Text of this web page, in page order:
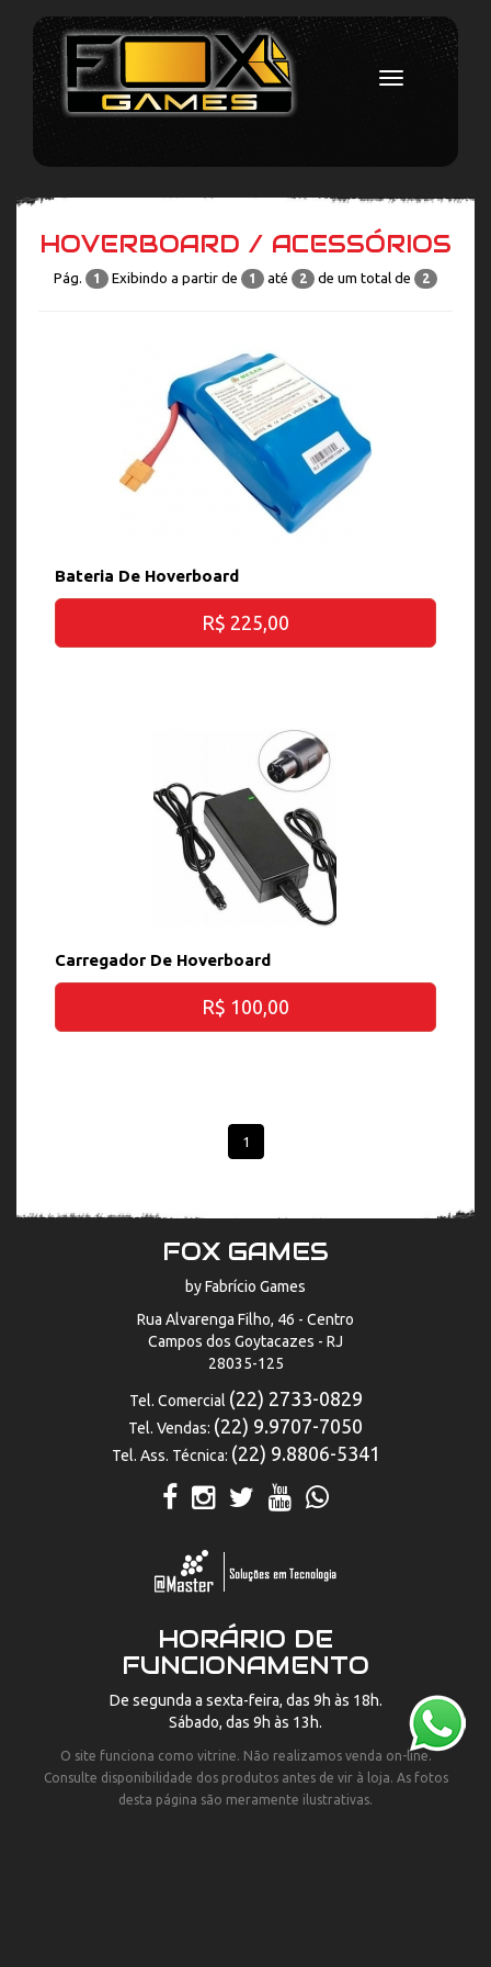
Toggle
HOVERBOARD / ACESSÓRIOS
Pág. 1 Exibindo a partir de 1 até 2 de um total de 2
Bateria De Hoverboard
R$ 225,00
Carregador De Hoverboard
R$ 100,00
1
FOX GAMES
by Fabrício Games
Rua Alvarenga Filho, 46 - Centro
Campos dos Goytacazes - RJ
28035-125
Tel. Comercial (22) 2733-0829
Tel. Vendas: (22) 9.9707-7050
Tel. Ass. Técnica: (22) 9.8806-5341
HORÁRIO DE
FUNCIONAMENTO
De segunda a sexta-feira, das 9h às 18h.
Sábado, das 9h às 13h.
O site funciona como vitrine. Não realizamos venda on-line.
Consulte disponibilidade dos produtos antes de vir à loja. As fotos
desta página são meramente ilustrativas.